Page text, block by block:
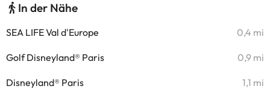
In der Nähe
SEA LIFE Val d'Europe 0,4 mi
Golf Disneyland® Paris 0,9 mi
Disneyland® Paris 1,1 mi